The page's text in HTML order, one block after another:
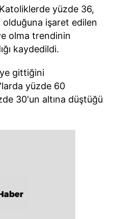
yüzde 36,
işaret edilen
olma trendinin
kaydedildi.
gittiğini
yüzde 60
30'un altına düştüğü